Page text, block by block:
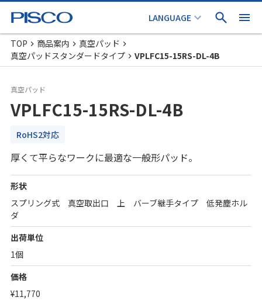
TOP 商品案内
真空パッド
真空パッドスタンダードタイプ
VPLFC15-15RS-DL-4B
真空パッド
VPLFC15-15RS-DL-4B
RoHS2対応
厚くて平らなワークに最適な一般形パッド。
形状
スプリング式 真空取出口 上 バーブ継手タイプ 低発塵ホル
ダ
出荷単位
1個
価格
¥11,770